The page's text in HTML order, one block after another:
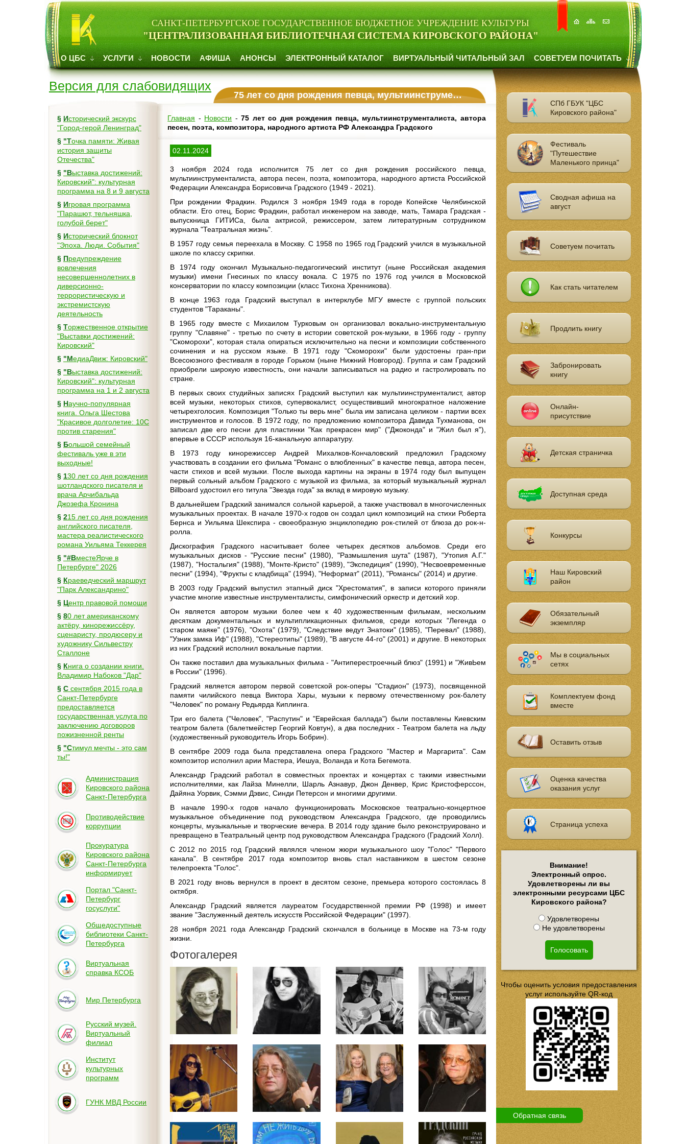
САНКТ-ПЕТЕРБУРГСКОЕ ГОСУДАРСТВЕННОЕ БЮДЖЕТНОЕ УЧРЕЖДЕНИЕ КУЛЬТУРЫ
"ЦЕНТРАЛИЗОВАННАЯ БИБЛИОТЕЧНАЯ СИСТЕМА КИРОВСКОГО РАЙОНА"
О ЦБС УСЛУГИ НОВОСТИ АФИША АНОНСЫ ЭЛЕКТРОННЫЙ КАТАЛОГ ВИРТУАЛЬНЫЙ ЧИТАЛЬНЫЙ ЗАЛ СОВЕТУЕМ ПОЧИТАТЬ
Версия для слабовидящих
§ Исторический экскурс
"Город-герой Ленинград"
§ "Точка памяти: Живая
история защиты
Отечества"
§ "Выставка достижений:
Кировский": культурная
программа на 8 и 9 августа
§ Игровая программа
"Парашют, тельняшка,
голубой берет"
§ Исторический блокнот
"Эпоха. Люди. События"
§ Предупреждение
вовлечения
несовершеннолетних в
диверсионно-
террористическую и
экстремистскую
деятельность
§ Торжественное открытие
"Выставки достижений:
Кировский"
§
"МедиаДвиж: Кировский"
§ "Выставка достижений:
Кировский": культурная
программа на 1 и 2 августа
§ Научно-популярная
книга. Ольга Шестова
"Красивое долголетие: 10C
против старения"
§ Большой семейный
фестиваль уже в эти
выходные!
§ 130 лет со дня рождения
шотландского писателя и
врача Арчибальда
Джозефа Кронина
§ 215 лет со дня рождения
английского писателя,
мастера реалистического
романа Уильяма Теккерея
§ "#ВместеЯрче в
Петербурге" 2026
§ Краеведческий маршрут
"Парк Александрино"
§
Центр правовой помощи
§ 80 лет американскому
актёру, кинорежиссёру,
сценаристу, продюсеру и
художнику Сильвестру
Сталлоне
§ Книга о создании книги.
Владимир Набоков "Дар"
§ С сентября 2015 года в
Санкт-Петербурге
предоставляется
государственная услуга по
заключению договоров
пожизненной ренты
§ "Стимул мечты - это сам
ты!"
Администрация
Кировского района
Санкт-Петербурга
Противодействие
коррупции
Прокуратура
Кировского района
Санкт-Петербурга
информирует
Портал "Санкт-
Петербург
госуслуги"
Общедоступные
библиотеки Санкт-
Петербурга
Виртуальная
справка КСОБ
Мир Петербурга
Русский музей.
Виртуальный
филиал
Институт
культурных
программ
ГУНК МВД России
75 лет со дня рождения певца, мультиинструменталиста, автора песен, поэта, композитора, народного артиста РФ Александра Градского
Главная - Новости -75 лет со дня рождения певца, мультиинструменталиста, автора
песен, поэта, композитора, народного артиста РФ Александра Градского
02.11.2024
3 ноября 2024 года исполнится 75 лет со дня рождения российского певца,
мультиинструменталиста, автора песен, поэта, композитора, народного артиста Российской
Федерации Александра Борисовича Градского (1949 - 2021).
При рождении Фрадкин. Родился 3 ноября 1949 года в городе Копейске Челябинской
области. Его отец, Борис Фрадкин, работал инженером на заводе, мать, Тамара Градская -
выпускница ГИТИСа, была актрисой, режиссером, затем литературным сотрудником
журнала "Театральная жизнь".
В 1957 году семья переехала в Москву. С 1958 по 1965 год Градский учился в музыкальной
школе по классу скрипки.
В 1974 году окончил Музыкально-педагогический институт (ныне Российская академия
музыки) имени Гнесиных по классу вокала. С 1975 по 1976 год учился в Московской
консерватории по классу композиции (класс Тихона Хренникова).
В конце 1963 года Градский выступал в интерклубе МГУ вместе с группой польских
студентов "Тараканы".
В 1965 году вместе с Михаилом Турковым он организовал вокально-инструментальную
группу "Славяне" - третью по счету в истории советской рок-музыки, в 1966 году - группу
"Скоморохи", которая стала опираться исключительно на песни и композиции собственного
сочинения и на русском языке. В 1971 году "Скоморохи" были удостоены гран-при
Всесоюзного фестиваля в городе Горьком (ныне Нижний Новгород). Группа и сам Градский
приобрели широкую известность, они начали записываться на радио и гастролировать по
стране.
В первых своих студийных записях Градский выступил как мультиинструменталист, автор
всей музыки, некоторых стихов, супервокалист, осуществивший многократное наложение
четырехголосия. Композиция "Только ты верь мне" была им записана целиком - партии всех
инструментов и голосов. В 1972 году, по предложению композитора Давида Тухманова, он
записал две его песни для пластинки "Как прекрасен мир" ("Джоконда" и "Жил был я"),
впервые в СССР используя 16-канальную аппаратуру.
В 1973 году кинорежиссер Андрей Михалков-Кончаловский предложил Градскому
участвовать в создании его фильма "Романс о влюбленных" в качестве певца, автора песен,
части стихов и всей музыки. После выхода картины на экраны в 1974 году был выпущен
первый сольный альбом Градского с музыкой из фильма, за который музыкальный журнал
Billboard удостоил его титула "Звезда года" за вклад в мировую музыку.
В дальнейшем Градский занимался сольной карьерой, а также участвовал в многочисленных
музыкальных проектах. В начале 1970-х годов он создал цикл композиций на стихи Роберта
Бернса и Уильяма Шекспира - своеобразную энциклопедию рок-стилей от блюза до рок-н-
ролла.
Дискография Градского насчитывает более четырех десятков альбомов. Среди его
музыкальных дисков - "Русские песни" (1980), "Размышления шута" (1987), "Утопия А.Г."
(1987), "Ностальгия" (1988), "Монте-Кристо" (1989), "Экспедиция" (1990), "Несвоевременные
песни" (1994), "Фрукты с кладбища" (1994), "Неформат" (2011), "Романсы" (2014) и другие.
В 2003 году Градский выпустил этапный диск "Хрестоматия", в записи которого приняли
участие многие известные инструменталисты, симфонический оркестр и детский хор.
Он является автором музыки более чем к 40 художественным фильмам, нескольким
десяткам документальных и мультипликационных фильмов, среди которых "Легенда о
старом маяке" (1976), "Охота" (1979), "Следствие ведут Знатоки" (1985), "Перевал" (1988),
"Узник замка Иф" (1988), "Стереотипы" (1989), "В августе 44-го" (2001) и другие. В некоторых
из них Градский исполнил вокальные партии.
Он также поставил два музыкальных фильма - "Антиперестроечный блюз" (1991) и "ЖивЬем
в России" (1996).
Градский является автором первой советской рок-оперы "Стадион" (1973), посвященной
памяти чилийского певца Виктора Хары, музыки к первому отечественному рок-балету
"Человек" по роману Редьярда Киплинга.
Три его балета ("Человек", "Распутин" и "Еврейская баллада") были поставлены Киевским
театром балета (балетмейстер Георгий Ковтун), а два последних - Театром балета на льду
(художественный руководитель Игорь Бобрин).
В сентябре 2009 года была представлена опера Градского "Мастер и Маргарита". Сам
композитор исполнил арии Мастера, Иешуа, Воланда и Кота Бегемота.
Александр Градский работал в совместных проектах и концертах с такими известными
исполнителями, как Лайза Минелли, Шарль Азнавур, Джон Денвер, Крис Кристоферссон,
Дайяна Уорвик, Сэмми Дэвис, Синди Петерсон и многими другими.
В начале 1990-х годов начало функционировать Московское театрально-концертное
музыкальное объединение под руководством Александра Градского, где проводились
концерты, музыкальные и творческие вечера. В 2014 году здание было реконструировано и
превращено в Театральный центр под руководством Александра Градского (Градский Холл).
С 2012 по 2015 год Градский являлся членом жюри музыкального шоу "Голос" "Первого
канала". В сентябре 2017 года композитор вновь стал наставником в шестом сезоне
телепроекта "Голос".
В 2021 году вновь вернулся в проект в десятом сезоне, премьера которого состоялась 8
октября.
Александр Градский является лауреатом Государственной премии РФ (1998) и имеет
звание "Заслуженный деятель искусств Российской Федерации" (1997).
28 ноября 2021 года Александр Градский скончался в больнице в Москве на 73-м году
жизни.
Фотогалерея
СПб ГБУК "ЦБС
Кировского района"
Фестиваль
"Путешествие
Маленького принца"
Сводная афиша на
август
Советуем почитать
Как стать читателем
Продлить книгу
Забронировать
книгу
Онлайн-
присутствие
Детская страничка
Доступная среда
Конкурсы
Наш Кировский
район
Обязательный
экземпляр
Мы в социальных
сетях
Комплектуем фонд
вместе
Оставить отзыв
Оценка качества
оказания услуг
Страница успеха
Внимание!
Электронный опрос.
Удовлетворены ли вы
электронными ресурсами ЦБС
Кировского района?
Удовлетворены
Не удовлетворены
Голосовать
Чтобы оценить условия предоставления
услуг используйте QR-код
Обратная связь